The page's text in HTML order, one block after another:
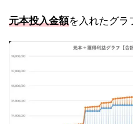
元本投入金額を入れたグラ